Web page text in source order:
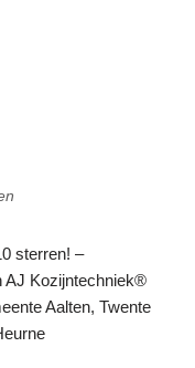
sterren! –
AJ Kozijntechniek®
Aalten, Twente